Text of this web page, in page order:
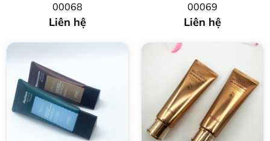
00068
Liên hệ
00069
Liên hệ